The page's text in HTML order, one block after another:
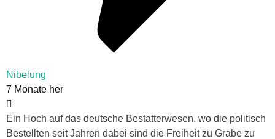
Nibelung
7 Monate her
Ein Hoch auf das deutsche Bestatterwesen. wo die politisch
Bestellten seit Jahren dabei sind die Freiheit zu Grabe zu